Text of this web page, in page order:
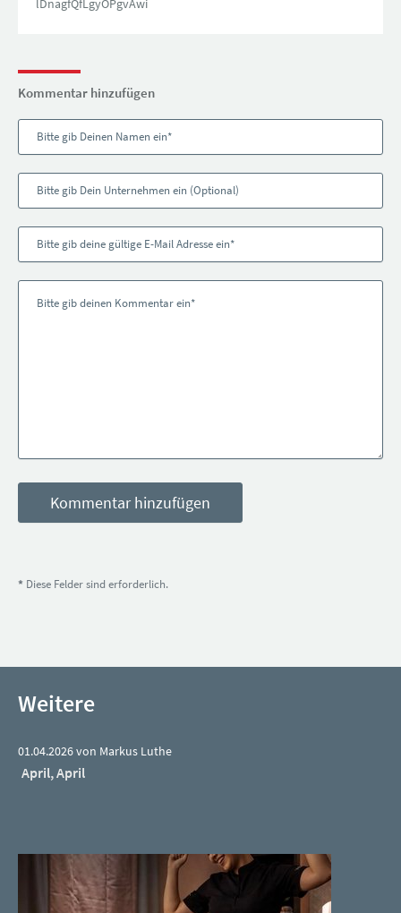
lDnagfQfLgyOPgvAwi
Kommentar hinzufügen
* Diese Felder sind erforderlich.
Weitere
01.04.2026 von Markus Luthe
April, April